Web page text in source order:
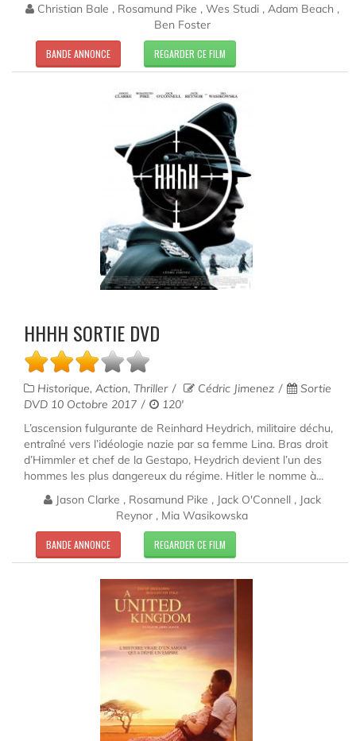
Christian Bale , Rosamund Pike , Wes Studi , Adam Beach ,
Ben Foster
BANDE ANNONCE REGARDER CE FILM
HHHH SORTIE DVD
Historique, Action, Thriller Cédric Jimenez
Sortie
DVD 10 Octobre 2017
120'
L’ascension fulgurante de Reinhard Heydrich, militaire déchu,
entraîné vers l’idéologie nazie par sa femme Lina. Bras droit
d’Himmler et chef de la Gestapo, Heydrich devient l’un des
hommes les plus dangereux du régime. Hitler le nomme à...
Jason Clarke , Rosamund Pike , Jack O'Connell , Jack
Reynor , Mia Wasikowska
BANDE ANNONCE REGARDER CE FILM